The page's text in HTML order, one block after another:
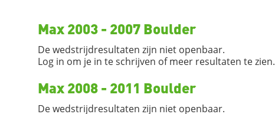
Max 2003 - 2007 Boulder
De wedstrijdresultaten zijn niet openbaar.
Log in om je in te schrijven of meer resultaten te zien.
Max 2008 - 2011 Boulder
De wedstrijdresultaten zijn niet openbaar.